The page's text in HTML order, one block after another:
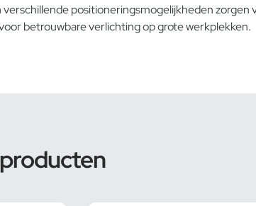
verschillende positioneringsmogelijkheden
betrouwbare verlichting op grote werkplekken.